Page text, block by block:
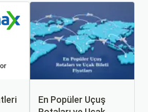
En Popüler Uçuş